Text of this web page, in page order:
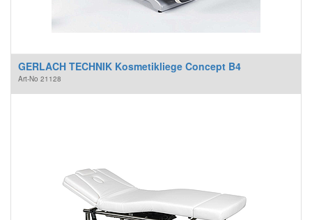
GERLACH TECHNIK Kosmetikliege Concept B4
Art-No 21128